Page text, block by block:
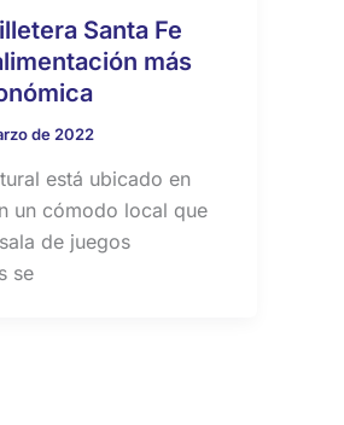
Santa Fe
más
de 2022
está ubicado en
un cómodo local que
de juegos
se